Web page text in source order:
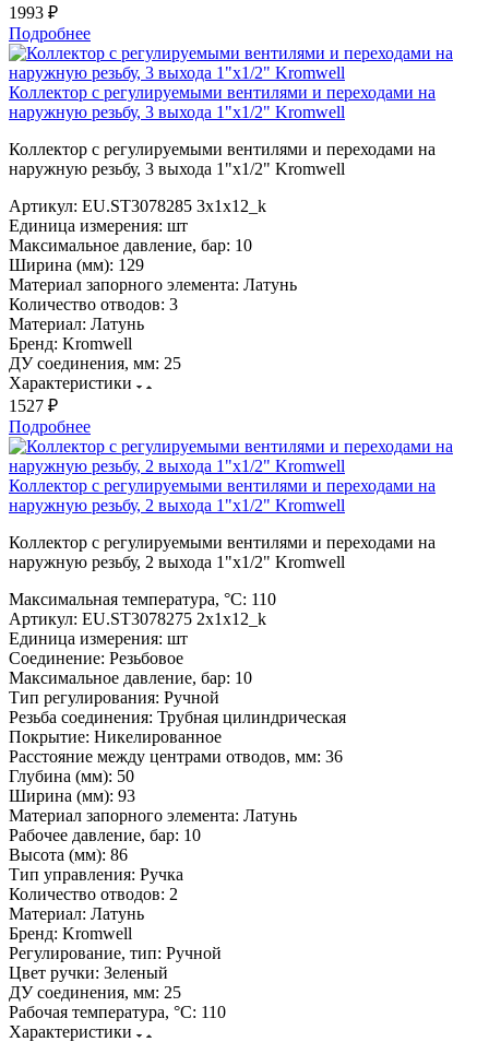
1993 ₽
Подробнее
Коллектор с регулируемыми вентилями и переходами на
наружную резьбу, 3 выхода 1"х1/2" Kromwell
Коллектор с регулируемыми вентилями и переходами на
наружную резьбу, 3 выхода 1"х1/2" Kromwell
Артикул: EU.ST3078285 3x1x12_k
Единица измерения: шт
Максимальное давление, бар: 10
Ширина (мм): 129
Материал запорного элемента: Латунь
Количество отводов: 3
Материал: Латунь
Бренд: Kromwell
ДУ соединения, мм: 25
Характеристики
1527 ₽
Подробнее
Коллектор с регулируемыми вентилями и переходами на
наружную резьбу, 2 выхода 1"х1/2" Kromwell
Коллектор с регулируемыми вентилями и переходами на
наружную резьбу, 2 выхода 1"х1/2" Kromwell
Максимальная температура, °С: 110
Артикул: EU.ST3078275 2x1x12_k
Единица измерения: шт
Соединение: Резьбовое
Максимальное давление, бар: 10
Тип регулирования: Ручной
Резьба соединения: Трубная цилиндрическая
Покрытие: Никелированное
Расстояние между центрами отводов, мм: 36
Глубина (мм): 50
Ширина (мм): 93
Материал запорного элемента: Латунь
Рабочее давление, бар: 10
Высота (мм): 86
Тип управления: Ручка
Количество отводов: 2
Материал: Латунь
Бренд: Kromwell
Регулирование, тип: Ручной
Цвет ручки: Зеленый
ДУ соединения, мм: 25
Рабочая температура, °С: 110
Характеристики